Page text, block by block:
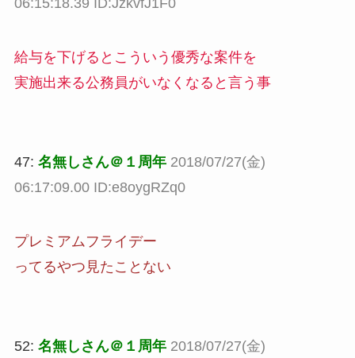
06:15:18.39 ID:JzkvfJ1F0
給与を下げるとこういう優秀な案件を
実施出来る公務員がいなくなると言う事
47: 名無しさん＠１周年 2018/07/27(金)
06:17:09.00 ID:e8oygRZq0
プレミアムフライデー
ってるやつ見たことない
52: 名無しさん＠１周年 2018/07/27(金)